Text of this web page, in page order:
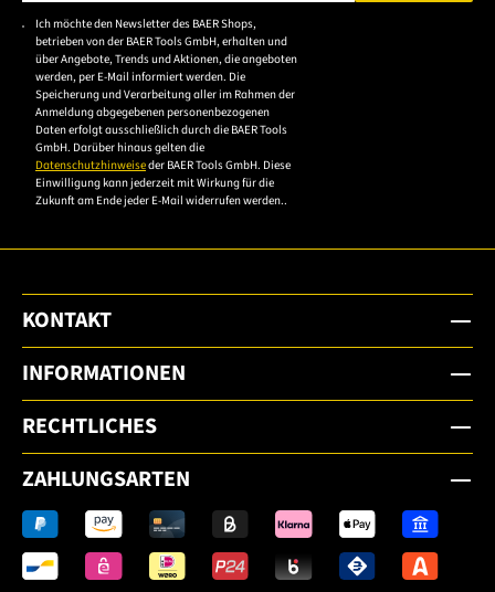
Bitte geben Sie eine gültige E-Mail-Adresse ein.
Ich möchte den Newsletter des BAER Shops,
betrieben von der BAER Tools GmbH, erhalten und
über Angebote, Trends und Aktionen, die angeboten
werden, per E-Mail informiert werden. Die
Speicherung und Verarbeitung aller im Rahmen der
Anmeldung abgegebenen personenbezogenen
Daten erfolgt ausschließlich durch die BAER Tools
GmbH. Darüber hinaus gelten die
Datenschutzhinweiseder BAER Tools GmbH. Diese
Einwilligung kann jederzeit mit Wirkung für die
Zukunft am Ende jeder E-Mail widerrufen werden..
KONTAKT
INFORMATIONEN
RECHTLICHES
ZAHLUNGSARTEN